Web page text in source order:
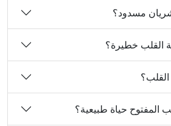
مسدود؟
القلب خطيرة؟
حياة طبيعية؟